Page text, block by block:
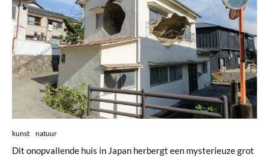
kunst natuur
Dit onopvallende huis in Japan herbergt een mysterieuze grot